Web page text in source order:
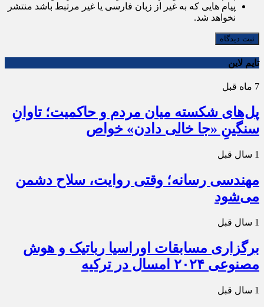
پیام هایی که به غیر از زبان فارسی یا غیر مرتبط باشد منتشر
نخواهد شد.
ثبت دیدگاه
تایم لاین
7 ماه قبل
پل‌های شکسته میان مردم و حاکمیت؛ تاوانِ
سنگینِ «جا خالی دادن» خواص
1 سال قبل
مهندسی رسانه؛ وقتی روایت، سلاح دشمن
می‌شود
1 سال قبل
برگزاری مسابقات اوراسیا رباتیک و هوش
مصنوعی ۲۰۲۴ امسال در ترکیه
1 سال قبل